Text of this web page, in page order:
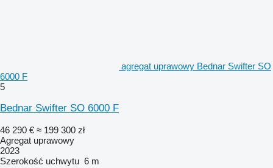
agregat uprawowy Bednar Swifter SO
6000 F
5
Bednar Swifter SO 6000 F
46 290 € ≈ 199 300 zł
Agregat uprawowy
2023
Szerokość uchwytu 6 m